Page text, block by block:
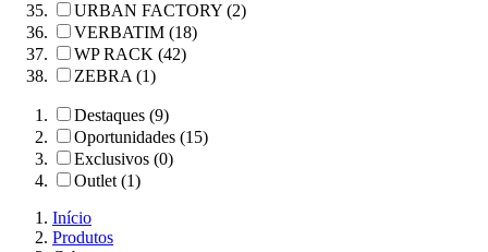
URBAN FACTORY (2)
VERBATIM (18)
WP RACK (42)
ZEBRA (1)
Destaques (9)
Oportunidades (15)
Exclusivos (0)
Outlet (1)
Início
Produtos